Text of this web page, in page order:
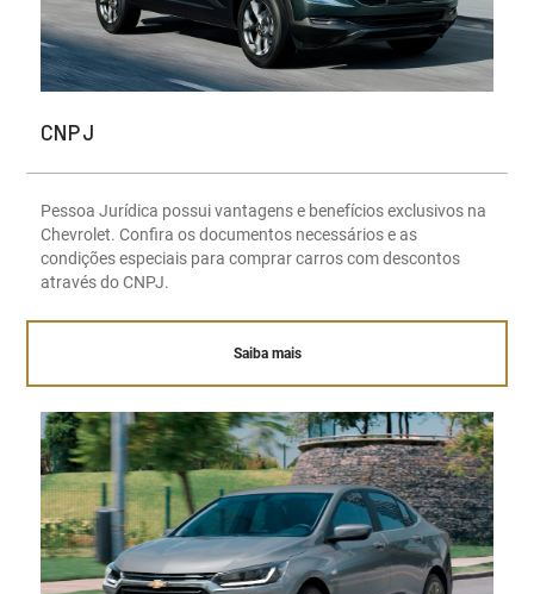
CNPJ
Pessoa Jurídica possui vantagens e benefícios exclusivos na
Chevrolet. Confira os documentos necessários e as
condições especiais para comprar carros com descontos
através do CNPJ.
Saiba mais